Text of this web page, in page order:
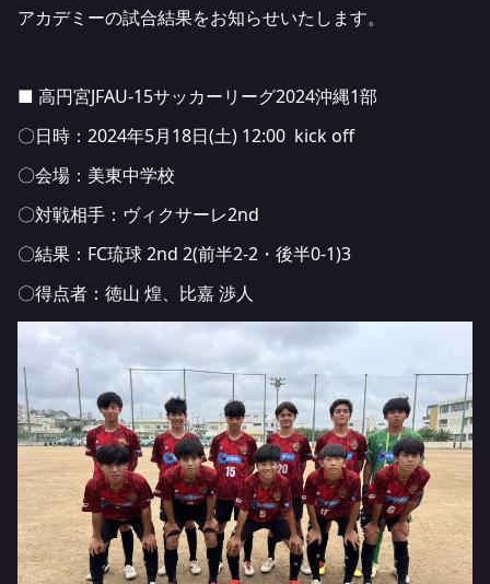
アカデミーの試合結果をお知らせいたします。
■ 高円宮JFAU-15サッカーリーグ2024沖縄1部
〇日時：2024年5月18日(土) 12:00 kick off
〇会場：美東中学校
〇対戦相手：ヴィクサーレ2nd
〇結果：FC琉球 2nd 2(前半2-2・後半0-1)3
〇得点者：徳山 煌、比嘉 渉人